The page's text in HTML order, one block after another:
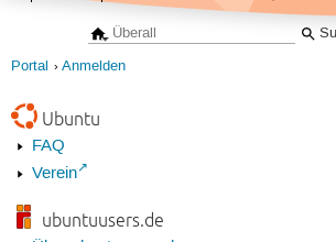
Portal Anmelden
Ubuntu
FAQ
Verein
ubuntuusers.de